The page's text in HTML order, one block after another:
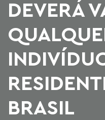
DEVERÁ
BRASIL